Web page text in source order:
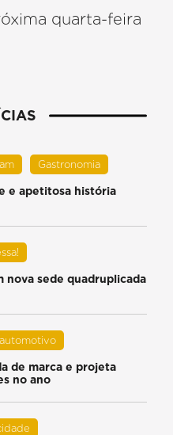
quarta-feira
Gastronomia
e apetitosa história
nova sede quadruplicada
de marca e projeta
no ano